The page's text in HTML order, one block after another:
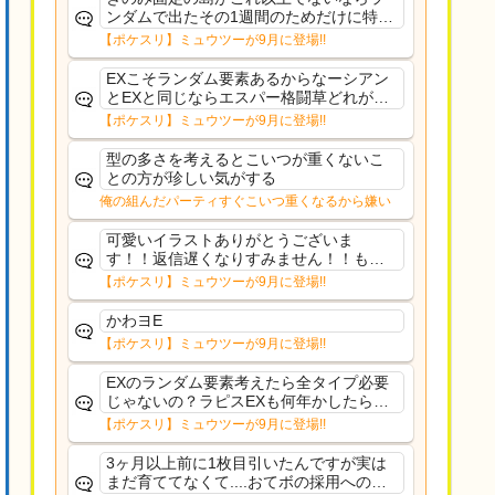
ンダムで出たその1週間のためだけに特定
のタイプにリソース割くのなんだかむな
しい気がするわ出番がないってわけじゃ
ないから無駄ではないんだけど
【ポケスリ】ミュウツーが9月に登場!!
EXこそランダム要素あるからなーシアン
とEXと同じならエスパー格闘草どれが事
前に来るか分からんから、積む必要があ
るミュウツーは使いにくくね？って思っ
た
【ポケスリ】ミュウツーが9月に登場!!
型の多さを考えるとこいつが重くないこ
との方が珍しい気がする
俺の組んだパーティすぐこいつ重くなるから嫌い
可愛いイラストありがとうございま
す！！返信遅くなりすみません！！もう
少ししたら通常再開できます！
【ポケスリ】ミュウツーが9月に登場!!
かわヨE
【ポケスリ】ミュウツーが9月に登場!!
EXのランダム要素考えたら全タイプ必要
じゃないの？ラピスEXも何年かしたら来
るだろうし後から厳選したい育てたいっ
て思ってもどうにもならないのがこのゲ
ームだしな
【ポケスリ】ミュウツーが9月に登場!!
3ヶ月以上前に1枚目引いたんですが実は
まだ育ててなくて....おてボの採用への影